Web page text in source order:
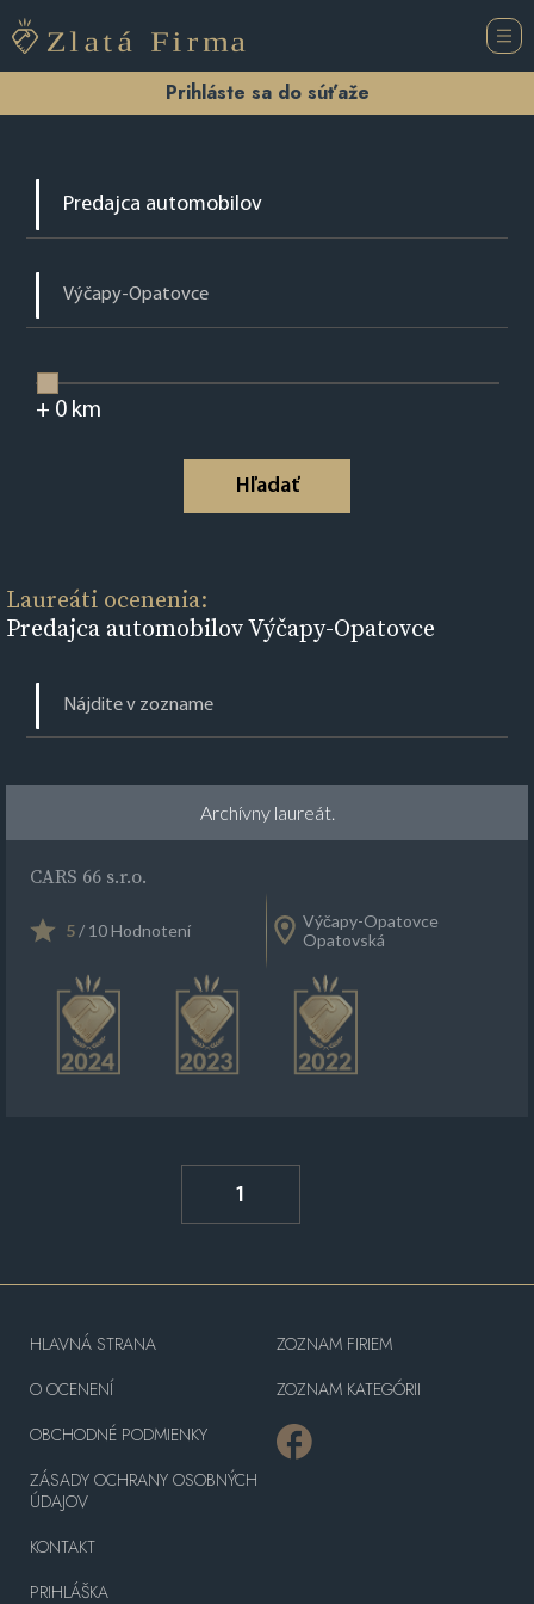
Prihláste sa do súťaže
+ 0km
Hľadať
Laureáti ocenenia:
Predajca automobilov Výčapy-Opatovce
Archívny laureát.
CARS 66 s.r.o.
5/ 10 Hodnotení
Výčapy-Opatovce
Opatovská
1
HLAVNÁ STRANA
O OCENENÍ
OBCHODNÉ PODMIENKY
ZÁSADY OCHRANY OSOBNÝCH
ÚDAJOV
KONTAKT
PRIHLÁŠKA
ZOZNAM FIRIEM
ZOZNAM KATEGÓRII